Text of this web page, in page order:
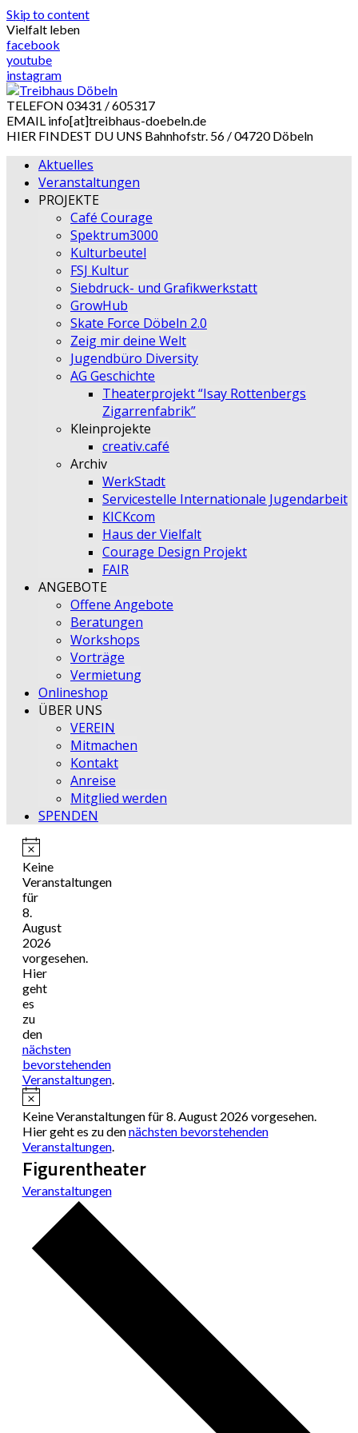
Skip to content
Vielfalt leben
facebook
youtube
instagram
TELEFON 03431 / 605317
EMAIL info[at]treibhaus-doebeln.de
HIER FINDEST DU UNS Bahnhofstr. 56 / 04720 Döbeln
Aktuelles
Veranstaltungen
PROJEKTE
Café Courage
Spektrum3000
Kulturbeutel
FSJ Kultur
Siebdruck- und Grafikwerkstatt
GrowHub
Skate Force Döbeln 2.0
Zeig mir deine Welt
Jugendbüro Diversity
AG Geschichte
Theaterprojekt “Isay Rottenbergs
Zigarrenfabrik”
Kleinprojekte
creativ.café
Archiv
WerkStadt
Servicestelle Internationale Jugendarbeit
KICKcom
Haus der Vielfalt
Courage Design Projekt
FAIR
ANGEBOTE
Offene Angebote
Beratungen
Workshops
Vorträge
Vermietung
Onlineshop
ÜBER UNS
VEREIN
Mitmachen
Kontakt
Anreise
Mitglied werden
SPENDEN
Hinweis
Keine
Veranstaltungen
für
8.
August
2026
vorgesehen.
Hier
geht
es
zu
den
nächsten
bevorstehenden
Veranstaltungen.
Hinweis
Keine Veranstaltungen für 8. August 2026 vorgesehen.
Hier geht es zu dennächsten bevorstehenden
Veranstaltungen.
Figurentheater
Veranstaltungen